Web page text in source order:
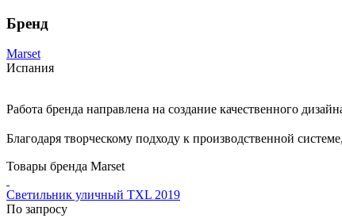
Бренд
Marset
Испания
Работа бренда направлена на создание качественного
Благодаря творческому подходу к производственной
Товары бренда Marset
Светильник уличный TXL 2019
По запросу